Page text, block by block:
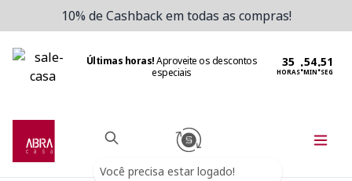
10% de Cashback em todas as compras!
Últimas horas!Aproveite os descontos
especiais
HORAS:MIN:SEG
Você precisa estar logado!